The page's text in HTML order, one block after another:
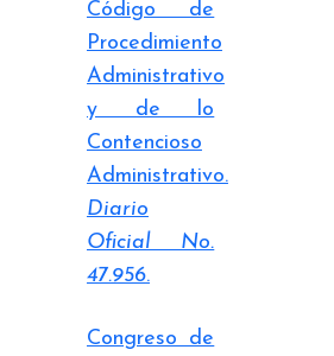
Código de
Procedimiento
Administrativo
y de lo
Contencioso
Administrativo.
Diario
Oficial No.
47.956.
Congreso de